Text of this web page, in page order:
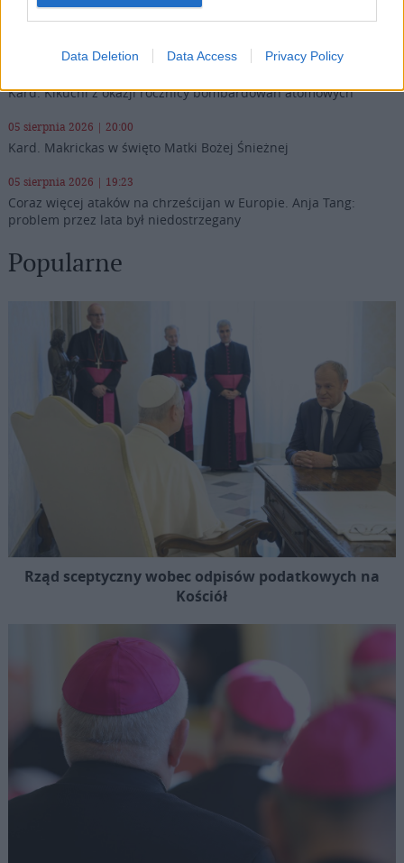
Data Deletion Data Access Privacy Policy
Kard. Kikuchi z okazji rocznicy bombardowań atomowych
05 sierpnia 2026 | 20:00
Kard. Makrickas w święto Matki Bożej Śnieżnej
05 sierpnia 2026 | 19:23
Coraz więcej ataków na chrześcijan w Europie. Anja Tang:
problem przez lata był niedostrzegany
Popularne
Rząd sceptyczny wobec odpisów podatkowych na
Kościół